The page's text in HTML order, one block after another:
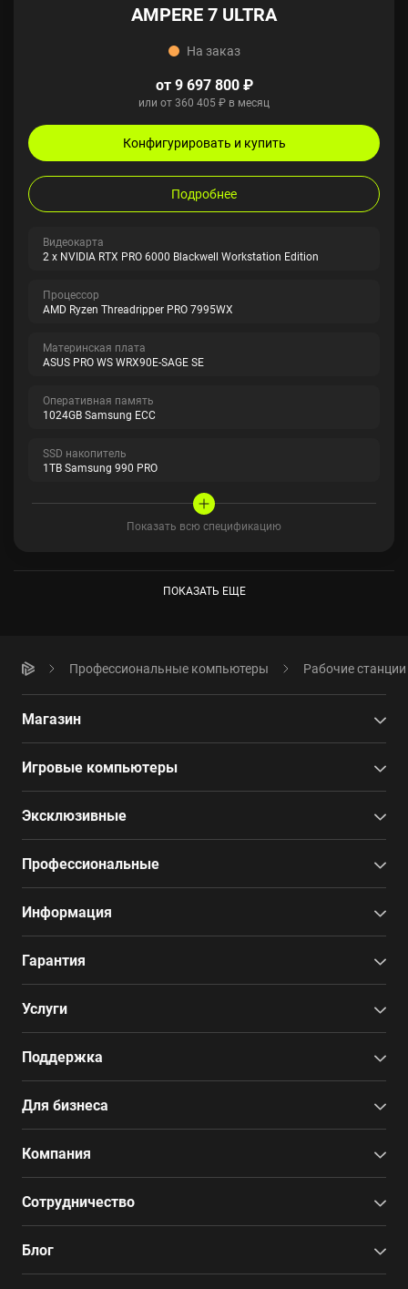
AMPERE 7 ULTRA
На заказ
от 9 697 800 ₽
или от 360 405 ₽ в месяц
Конфигурировать и купить
Подробнее
Видеокарта
2 x NVIDIA RTX PRO 6000 Blackwell Workstation Edition
Процессор
AMD Ryzen Threadripper PRO 7995WX
Материнская плата
ASUS PRO WS WRX90E-SAGE SE
Оперативная память
1024GB Samsung ECC
SSD накопитель
1TB Samsung 990 PRO
Показать всю спецификацию
ПОКАЗАТЬ ЕЩЕ
Профессиональные компьютеры Рабочие
Магазин
Игровые компьютеры
Эксклюзивные
Профессиональные
Информация
Гарантия
Услуги
Поддержка
Для бизнеса
Компания
Сотрудничество
Блог